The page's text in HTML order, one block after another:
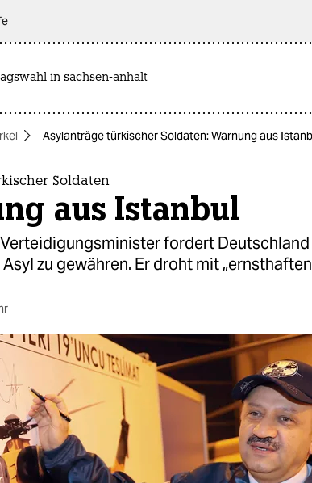
in sachsen-anhalt
Asylanträge türkischer Soldaten: Warnung aus
Soldaten
aus Istanbul
fordert
zu gewähren. Er droht mit „ernsthaften